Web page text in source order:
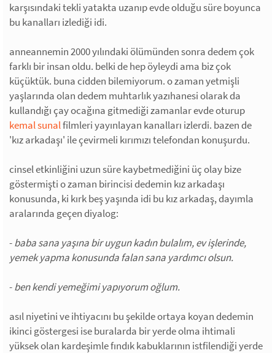
karşısındaki tekli yatakta uzanıp evde olduğu süre boyunca
bu kanalları izlediği idi.
anneannemin 2000 yılındaki ölümünden sonra dedem çok
farklı bir insan oldu. belki de hep öyleydi ama biz çok
küçüktük. buna cidden bilemiyorum. o zaman yetmişli
yaşlarında olan dedem muhtarlık yazıhanesi olarak da
kullandığı çay ocağına gitmediği zamanlar evde oturup
kemal sunalfilmleri yayınlayan kanalları izlerdi. bazen de
'kız arkadaşı' ile çevirmeli kırımızı telefondan konuşurdu.
cinsel etkinliğini uzun süre kaybetmediğini üç olay bize
göstermişti o zaman birincisi dedemin kız arkadaşı
konusunda, ki kırk beş yaşında idi bu kız arkadaş, dayımla
aralarında geçen diyalog:
-baba sana yaşına bir uygun kadın bulalım, ev işlerinde,
yemek yapma konusunda falan sana yardımcı olsun.
-ben kendi yemeğimi yapıyorum oğlum.
asıl niyetini ve ihtiyacını bu şekilde ortaya koyan dedemin
ikinci göstergesi ise buralarda bir yerde olma ihtimali
yüksek olan kardeşimle fındık kabuklarının istfilendiği yerde